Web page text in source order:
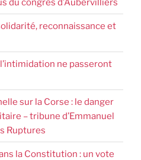
reconnaissance et
ne passeront
sur la Corse : le danger
– tribune d’Emmanuel
Ruptures
la Constitution : un vote